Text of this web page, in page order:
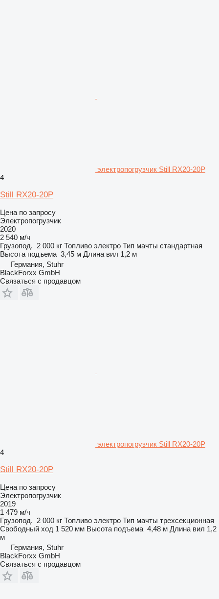
электропогрузчик Still RX20-20P
4
Still RX20-20P
Цена по запросу
Электропогрузчик
2020
2 540 м/ч
Грузопод. 2 000 кг Топливо электро Тип мачты стандартная
Высота подъема 3,45 м Длина вил 1,2 м
Германия, Stuhr
BlackForxx GmbH
Связаться с продавцом
электропогрузчик Still RX20-20P
4
Still RX20-20P
Цена по запросу
Электропогрузчик
2019
1 479 м/ч
Грузопод. 2 000 кг Топливо электро Тип мачты трехсекционная
Свободный ход 1 520 мм Высота подъема 4,48 м Длина вил 1,2
м
Германия, Stuhr
BlackForxx GmbH
Связаться с продавцом